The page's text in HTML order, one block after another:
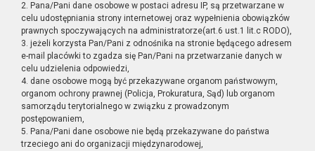
2. Pana/Pani dane osobowe w postaci adresu IP, są przetwarzane w
celu udostępniania strony internetowej oraz wypełnienia obowiązków
prawnych spoczywających na administratorze(art.6 ust.1 lit.c RODO),
3. jeżeli korzysta Pan/Pani z odnośnika na stronie będącego adresem
e-mail placówki to zgadza się Pan/Pani na przetwarzanie danych w
celu udzielenia odpowiedzi,
4. dane osobowe mogą być przekazywane organom państwowym,
organom ochrony prawnej (Policja, Prokuratura, Sąd) lub organom
samorządu terytorialnego w związku z prowadzonym
postępowaniem,
5. Pana/Pani dane osobowe nie będą przekazywane do państwa
trzeciego ani do organizacji międzynarodowej,